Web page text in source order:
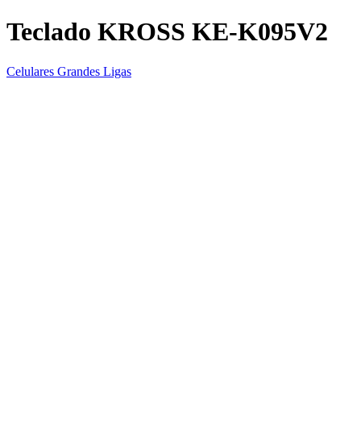
Teclado KROSS KE-K095V2
Celulares Grandes Ligas